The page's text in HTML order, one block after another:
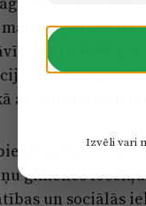
bet nav
institūcijās.
arī prasmju un
labuma
ģimenes
un sociālās
Izvēli vari